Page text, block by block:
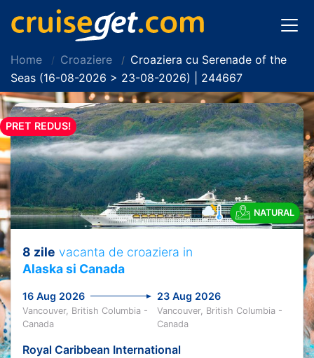
Home Croaziere
Croaziera cu Serenade of the
Seas (16-08-2026 > 23-08-2026) | 244667
PRET REDUS!
NATURAL
8 zile vacanta de croaziera in
Alaska si Canada
16 Aug 2026 23 Aug 2026
Vancouver, British Columbia -
Canada
Vancouver, British Columbia -
Canada
Royal Caribbean International